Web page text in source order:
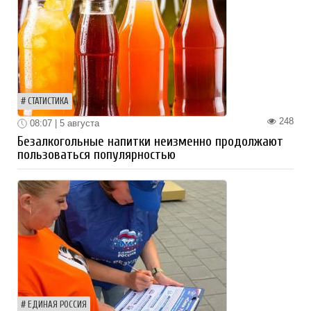
СТАТИСТИКА
248
08:07 | 5 августа
Безалкогольные напитки неизменно продолжают
пользоваться популярностью
ЕДИНАЯ РОССИЯ